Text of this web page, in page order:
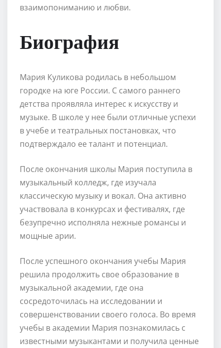
взаимопониманию и любви.
Биография
Мария Куликова родилась в небольшом
городке на юге России. С самого раннего
детства проявляла интерес к искусству и
музыке. В школе у нее были отличные успехи
в учебе и театральных постановках, что
подтверждало ее талант и потенциал.
После окончания школы Мария поступила в
музыкальный колледж, где изучала
классическую музыку и вокал. Она активно
участвовала в конкурсах и фестивалях, где
безупречно исполняла нежные романсы и
мощные арии.
После успешного окончания учебы Мария
решила продолжить свое образование в
музыкальной академии, где она
сосредоточилась на исследовании и
совершенствовании своего голоса. Во время
учебы в академии Мария познакомилась с
известными музыкантами и получила ценные